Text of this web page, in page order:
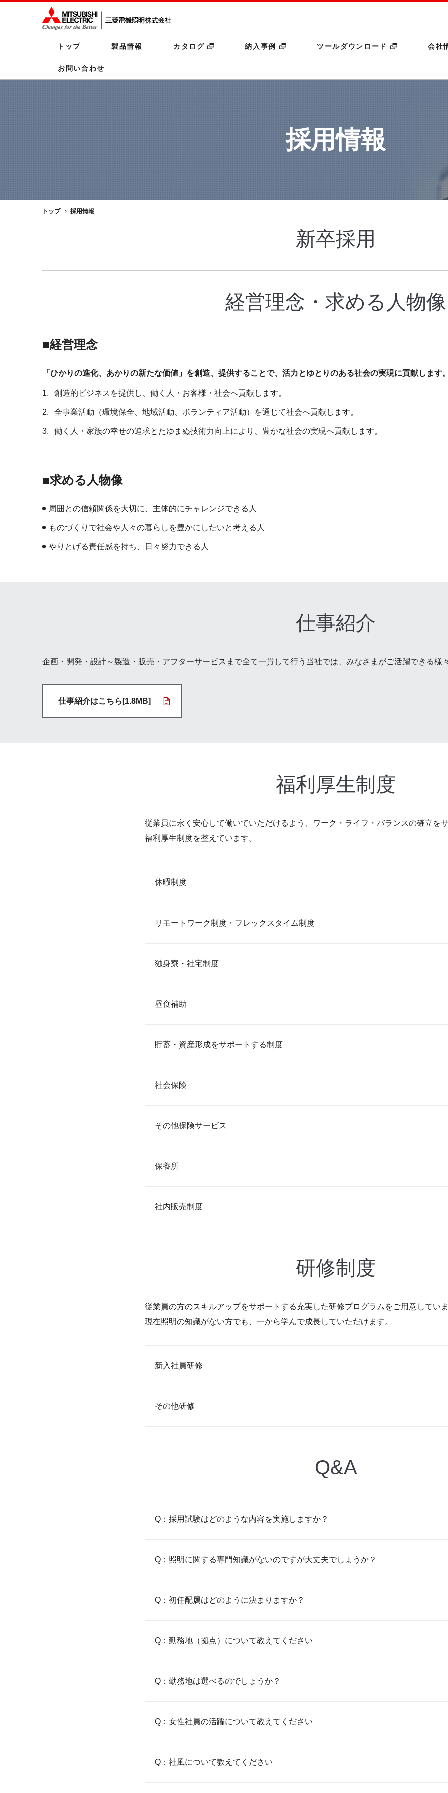
トップ 製品情報 カタログ 納入事例 ツールダウンロード 会社
お問い合わせ
採用情報
トップ 採用情報
新卒採用
経営理念・求める人物像
■経営理念
「ひかりの進化、あかりの新たな価値」を創造、提供することで、活力とゆとりのある社会の実現に貢献します
創造的ビジネスを提供し、働く人・お客様・社会へ貢献します。
全事業活動（環境保全、地域活動、ボランティア活動）を通じて社会へ貢献します。
働く人・家族の幸せの追求とたゆまぬ技術力向上により、豊かな社会の実現へ貢献します。
■求める人物像
周囲との信頼関係を大切に、主体的にチャレンジできる人
ものづくりで社会や人々の暮らしを豊かにしたいと考える人
やりとげる責任感を持ち、日々努力できる人
仕事紹介
企画・開発・設計～製造・販売・アフターサービスまで全て一貫して行う当社では、みなさまがご活躍できる様
仕事紹介はこちら[1.8MB]
福利厚生制度
従業員に永く安心して働いていただけるよう、ワーク・ライフ・バランスの確立を
福利厚生制度を整えています。
休暇制度
リモートワーク制度・フレックスタイム制度
独身寮・社宅制度
昼食補助
貯蓄・資産形成をサポートする制度
社会保険
その他保険サービス
保養所
社内販売制度
研修制度
従業員の方のスキルアップをサポートする充実した研修プログラムをご用意してい
現在照明の知識がない方でも、一から学んで成長していただけます。
新入社員研修
その他研修
Q&A
Q：採用試験はどのような内容を実施しますか？
Q：照明に関する専門知識がないのですが大丈夫でしょうか？
Q：初任配属はどのように決まりますか？
Q：勤務地（拠点）について教えてください
Q：勤務地は選べるのでしょうか？
Q：女性社員の活躍について教えてください
Q：社風について教えてください